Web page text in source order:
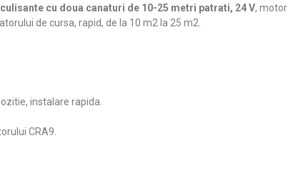
cu doua canaturi de 10-25 metri patrati, 24 V, motor
de cursa, rapid, de la 10 m2 la 25 m2.
instalare rapida.
CRA9.